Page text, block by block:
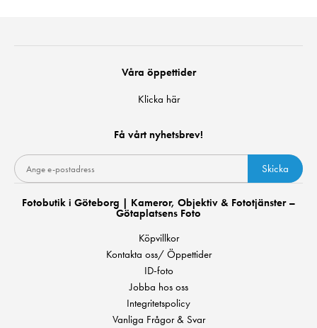
Våra öppettider
Klicka här
Få vårt nyhetsbrev!
Skicka
Fotobutik i Göteborg | Kameror, Objektiv & Fototjänster –
Götaplatsens Foto
Köpvillkor
Kontakta oss/ Öppettider
ID-foto
Jobba hos oss
Integritetspolicy
Vanliga Frågor & Svar